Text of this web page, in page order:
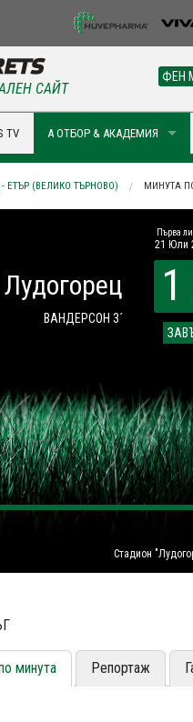
ФЕН
САЙТ
TV А ОТБОР & АКАДЕМИЯ
ЕТЪР (ВЕЛИКО ТЪРНОВО) МИНУТА
Първа
21 Юли
Лудогорец
ВАНДЕРСОН 3´
Стадион
минута Репортаж